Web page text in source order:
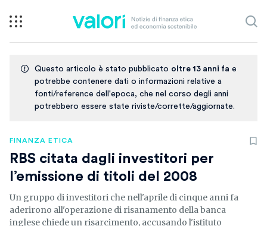
Questo articolo è stato pubblicato oltre 13 anni fa e
potrebbe contenere dati o informazioni relative a
fonti/reference dell'epoca, che nel corso degli anni
potrebbero essere state riviste/corrette/aggiornate.
FINANZA ETICA
RBS citata dagli investitori per
l’emissione di titoli del 2008
Un gruppo di investitori che nell'aprile di cinque anni fa
aderirono all'operazione di risanamento della banca
inglese chiede un risarcimento, accusando l'istituto